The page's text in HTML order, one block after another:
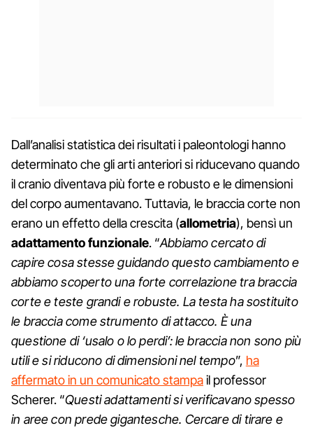
Dall’analisi statistica dei risultati i paleontologi hanno
determinato che gli arti anteriori si riducevano quando
il cranio diventava più forte e robusto e le dimensioni
del corpo aumentavano. Tuttavia, le braccia corte non
erano un effetto della crescita (allometria), bensì un
adattamento funzionale. “Abbiamo cercato di
capire cosa stesse guidando questo cambiamento e
abbiamo scoperto una forte correlazione tra braccia
corte e teste grandi e robuste. La testa ha sostituito
le braccia come strumento di attacco. È una
questione di ‘usalo o lo perdi’: le braccia non sono più
utili e si riducono di dimensioni nel tempo”, ha
affermato in un comunicato stampail professor
Scherer. “Questi adattamenti si verificavano spesso
in aree con prede gigantesche. Cercare di tirare e